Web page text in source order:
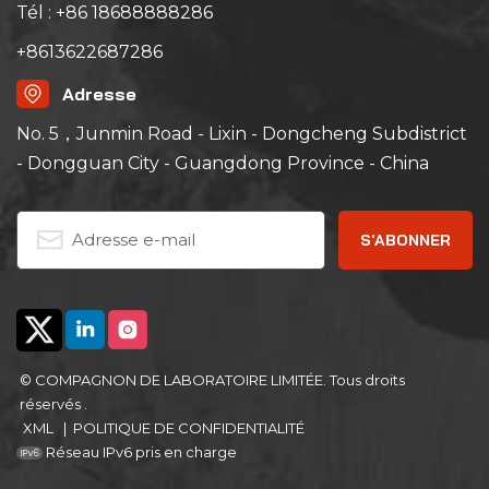
Tél : +86 18688888286
+8613622687286
Adresse
No. 5，Junmin Road - Lixin - Dongcheng Subdistrict
- Dongguan City - Guangdong Province - China
© COMPAGNON DE LABORATOIRE LIMITÉE. Tous droits
réservés .
XML
| POLITIQUE DE CONFIDENTIALITÉ
Réseau IPv6 pris en charge